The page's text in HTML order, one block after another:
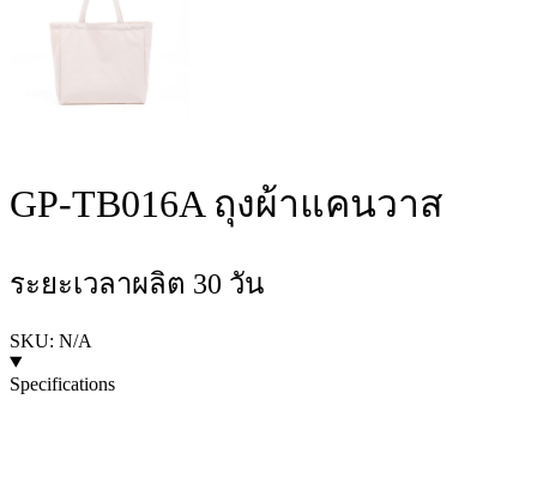
GP-TB016A ถุงผ้าแคนวาส
ระยะเวลาผลิต 30 วัน
SKU: N/A
Specifications